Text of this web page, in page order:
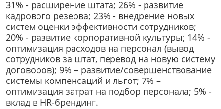
31% - расширение штата; 26% - развитие
кадрового резерва; 23% - внедрение новых
систем оценки эффективности сотрудников;
20% - развитие корпоративной культуры; 14% -
оптимизация расходов на персонал (вывод
сотрудников за штат, перевод на новую систему
договоров); 9% – развитие/совершенствование
системы компенсаций и льгот; 7% –
оптимизация затрат на подбор персонала; 5% -
вклад в HR-брендинг.